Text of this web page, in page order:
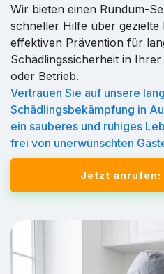
Wir bieten einen Rundum-
schneller Hilfe über
effektiven Prävention für
Schädlingssicherheit in
oder Betrieb.
Vertrauen Sie auf unsere
Schädlingsbekämpfung in
ein sauberes und ruhiges
frei von unerwünschten
Jetzt anrufen: